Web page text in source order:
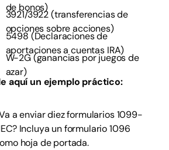
de bonos)
3921/3922 (transferencias de
opciones sobre acciones)
5498 (Declaraciones de
aportaciones a cuentas IRA)
W-2G (ganancias por juegos de
azar)
aquí un ejemplo práctico:
a enviar diez formularios 1099-
Incluya un formulario 1096
hoja de portada.